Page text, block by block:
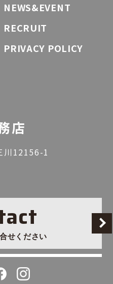
NEWS&EVENT
RECRUIT
PRIVACY POLICY
店
川12156-1
せください